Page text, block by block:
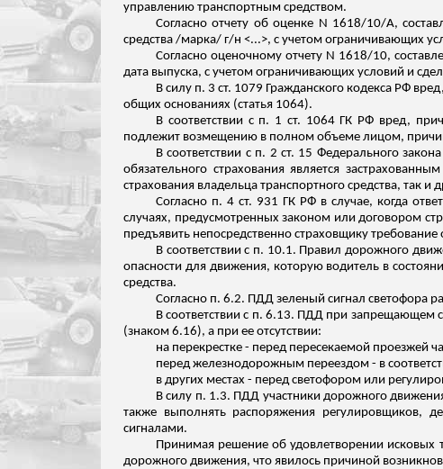
управлению транспортным средством.
Согласно отчету об оценке N 1618/10/А,
средства /марка/ г/н <...>, с учетом ограничивающих
Согласно оценочному отчету N 1618/10,
дата выпуска, с учетом ограничивающих условий и
В силу п. 3 ст. 1079 Гражданского кодекса РФ
общих основаниях (статья 1064).
В соответствии с п. 1 ст. 1064 ГК РФ вред,
подлежит возмещению в полном объеме лицом,
В соответствии с п. 2 ст. 15 Федерального
обязательного страхования является
страхования владельца транспортного средства, так
Согласно п. 4 ст. 931 ГК РФ в случае, когда
случаях, предусмотренных законом или договором
предъявить непосредственно страховщику
В соответствии с п. 10.1. Правил дорожного
опасности для движения, которую водитель в
средства.
Согласно п. 6.2. ПДД зеленый сигнал светофора
В соответствии с п. 6.13. ПДД при запрещающем
(знаком 6.16), а при ее отсутствии:
на перекрестке - перед пересекаемой проезжей
перед железнодорожным переездом - в
в других местах - перед светофором или
В силу п. 1.3. ПДД участники дорожного
также выполнять распоряжения регулировщиков,
сигналами.
Принимая решение об удовлетворении исковых
дорожного движения, что явилось причиной